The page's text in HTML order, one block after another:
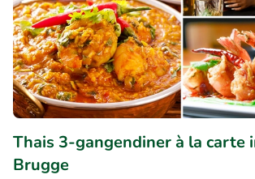
Thais 3-gangendiner à la carte
Brugge